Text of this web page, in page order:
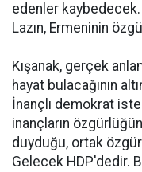
edenler
Lazın, Ermeninin
Kışanak, gerçek
hayat bulacağının
İnançlı demokrat
inançların
duyduğu, ortak
Gelecek HDP'dedir.